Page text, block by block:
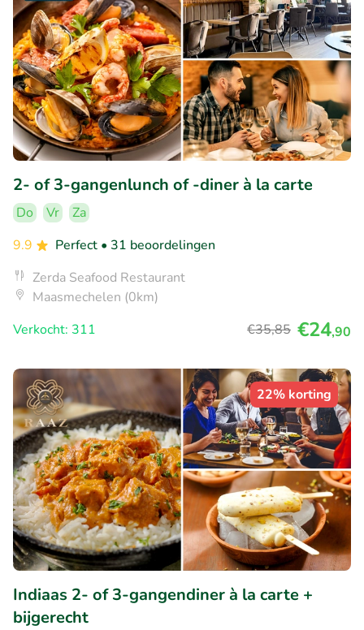
2- of 3-gangenlunch of -diner à la carte
Do Vr
Za
9.9
Perfect • 31 beoordelingen
Zerda Seafood Restaurant
Maasmechelen (0km)
Verkocht: 311
€35,85 €24,90
22% korting
Indiaas 2- of 3-gangendiner à la carte +
bijgerecht